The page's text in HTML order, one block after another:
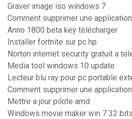
Graver image iso windows 7
Comment supprimer une
Anno 1800 beta key télécharger
Installer fortnite sur pc hp
Norton internet security gratuit a
Media tool windows 10 update
Lecteur blu ray pour pc portable
Comment supprimer une
Mettre a jour pilote amd
Windows movie maker win 7 32 bits